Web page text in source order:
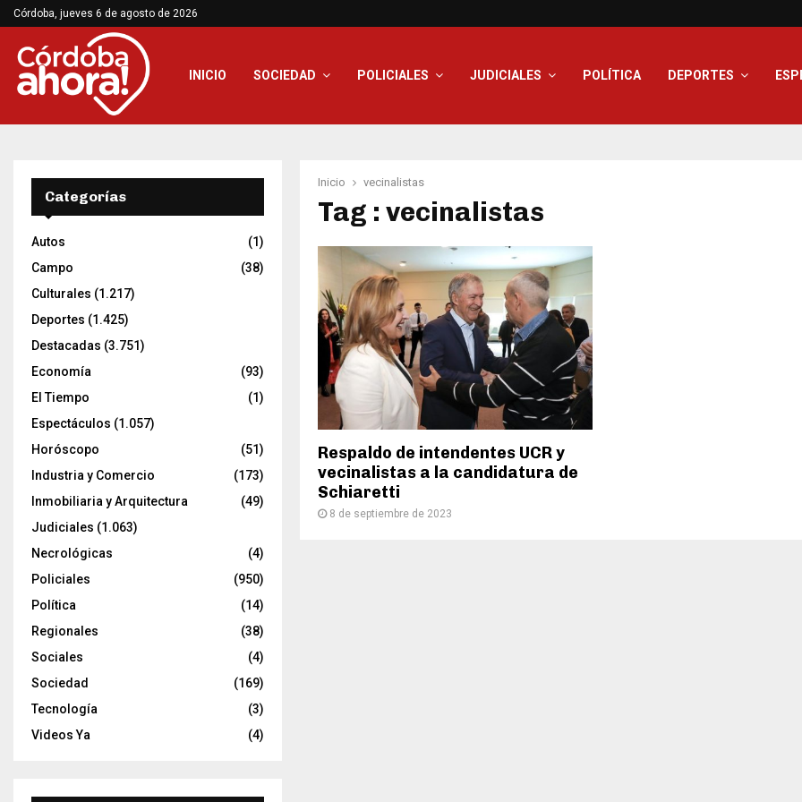
Córdoba, jueves 6 de agosto de 2026
INICIO SOCIEDAD POLICIALES JUDICIALES POLÍTICA DEPORTES
Inicio vecinalistas
Tag : vecinalistas
Respaldo de intendentes UCR y
vecinalistas a la candidatura de
Schiaretti
8 de septiembre de 2023
Categorías
Autos
(1)
Campo
(38)
Culturales (1.217)
Deportes (1.425)
Destacadas (3.751)
Economía
(93)
El Tiempo
(1)
Espectáculos (1.057)
Horóscopo
(51)
Industria y Comercio
(173)
Inmobiliaria y Arquitectura
(49)
Judiciales (1.063)
Necrológicas
(4)
Policiales
(950)
Política
(14)
Regionales
(38)
Sociales
(4)
Sociedad
(169)
Tecnología
(3)
Videos Ya
(4)